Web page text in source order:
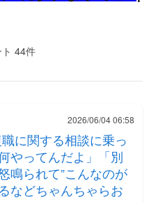
ト 44件
2026/06/04 06:58
に関する相談に乗っ
やってんだよ」「別
鳴られて”こんなのが
などちゃんちゃらお